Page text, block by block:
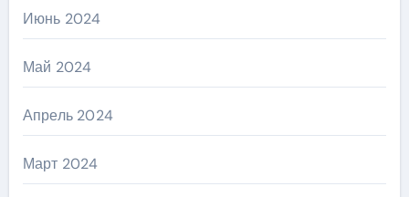
Июнь 2024
Май 2024
Апрель 2024
Март 2024